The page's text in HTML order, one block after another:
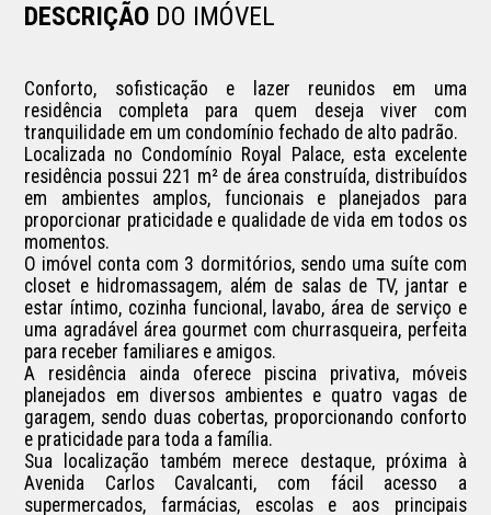
DESCRIÇÃO DO IMÓVEL
Conforto, sofisticação e lazer reunidos em uma
residência completa para quem deseja viver com
tranquilidade em um condomínio fechado de alto padrão.
Localizada no Condomínio Royal Palace, esta excelente
residência possui 221 m² de área construída, distribuídos
em ambientes amplos, funcionais e planejados para
proporcionar praticidade e qualidade de vida em todos os
momentos.
O imóvel conta com 3 dormitórios, sendo uma suíte com
closet e hidromassagem, além de salas de TV, jantar e
estar íntimo, cozinha funcional, lavabo, área de serviço e
uma agradável área gourmet com churrasqueira, perfeita
para receber familiares e amigos.
A residência ainda oferece piscina privativa, móveis
planejados em diversos ambientes e quatro vagas de
garagem, sendo duas cobertas, proporcionando conforto
e praticidade para toda a família.
Sua localização também merece destaque, próxima à
Avenida Carlos Cavalcanti, com fácil acesso a
supermercados, farmácias, escolas e aos principais